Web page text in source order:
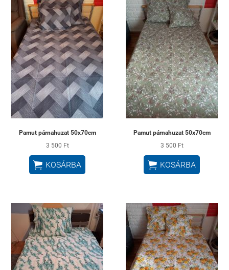
Pamut párnahuzat 50x70cm
3 500 Ft
 KOSÁRBA
Pamut párnahuzat 50x70cm
3 500 Ft
 KOSÁRBA